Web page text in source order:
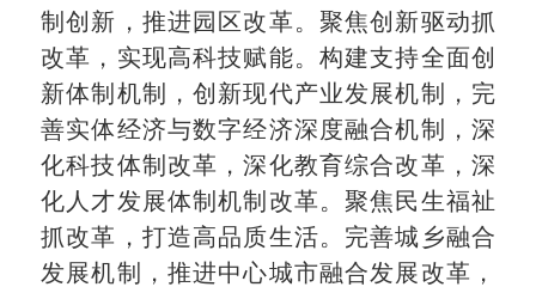
制创新，推进园区改革。聚焦创新驱动抓
改革，实现高科技赋能。构建支持全面创
新体制机制，创新现代产业发展机制，完
善实体经济与数字经济深度融合机制，深
化科技体制改革，深化教育综合改革，深
化人才发展体制机制改革。聚焦民生福祉
抓改革，打造高品质生活。完善城乡融合
发展机制，推进中心城市融合发展改革，